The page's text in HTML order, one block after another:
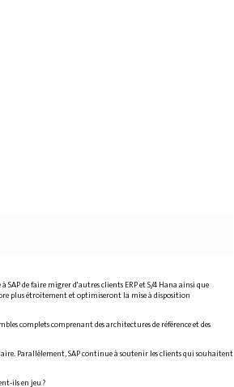
de faire migrer d'autres clients ERP et S/4 Hana ainsi que
plus étroitement et optimiseront la mise à disposition
complets comprenant des architectures de référence et des
Parallèlement, SAP continue à soutenir les clients qui souhaitent
ils en jeu ?